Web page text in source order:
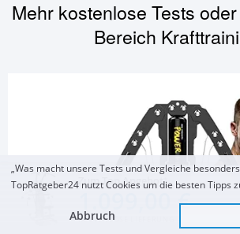
Zum Top Angebot
1.099,00 €
KOSTENLOSE LIEFERUNG
Mehr kostenlose Tests
Bereich
„Was macht unsere Tests und Vergleiche
TopRatgeber24 nutzt Cookies um die besten Tipps
Abbruch